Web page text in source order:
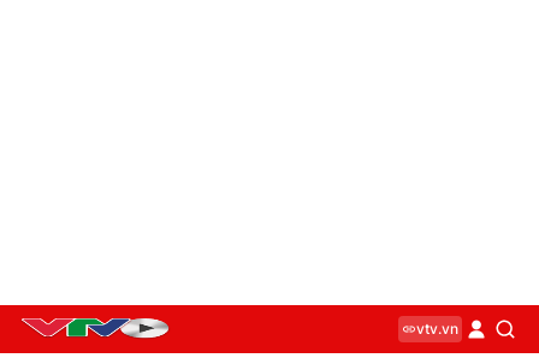
vtv.vn